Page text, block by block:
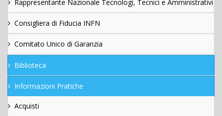
Rappresentante Nazionale Tecnologi, Tecnici e Amministrativi
Consigliera di Fiducia INFN
Comitato Unico di Garanzia
Biblioteca
Informazioni Pratiche
Acquisti